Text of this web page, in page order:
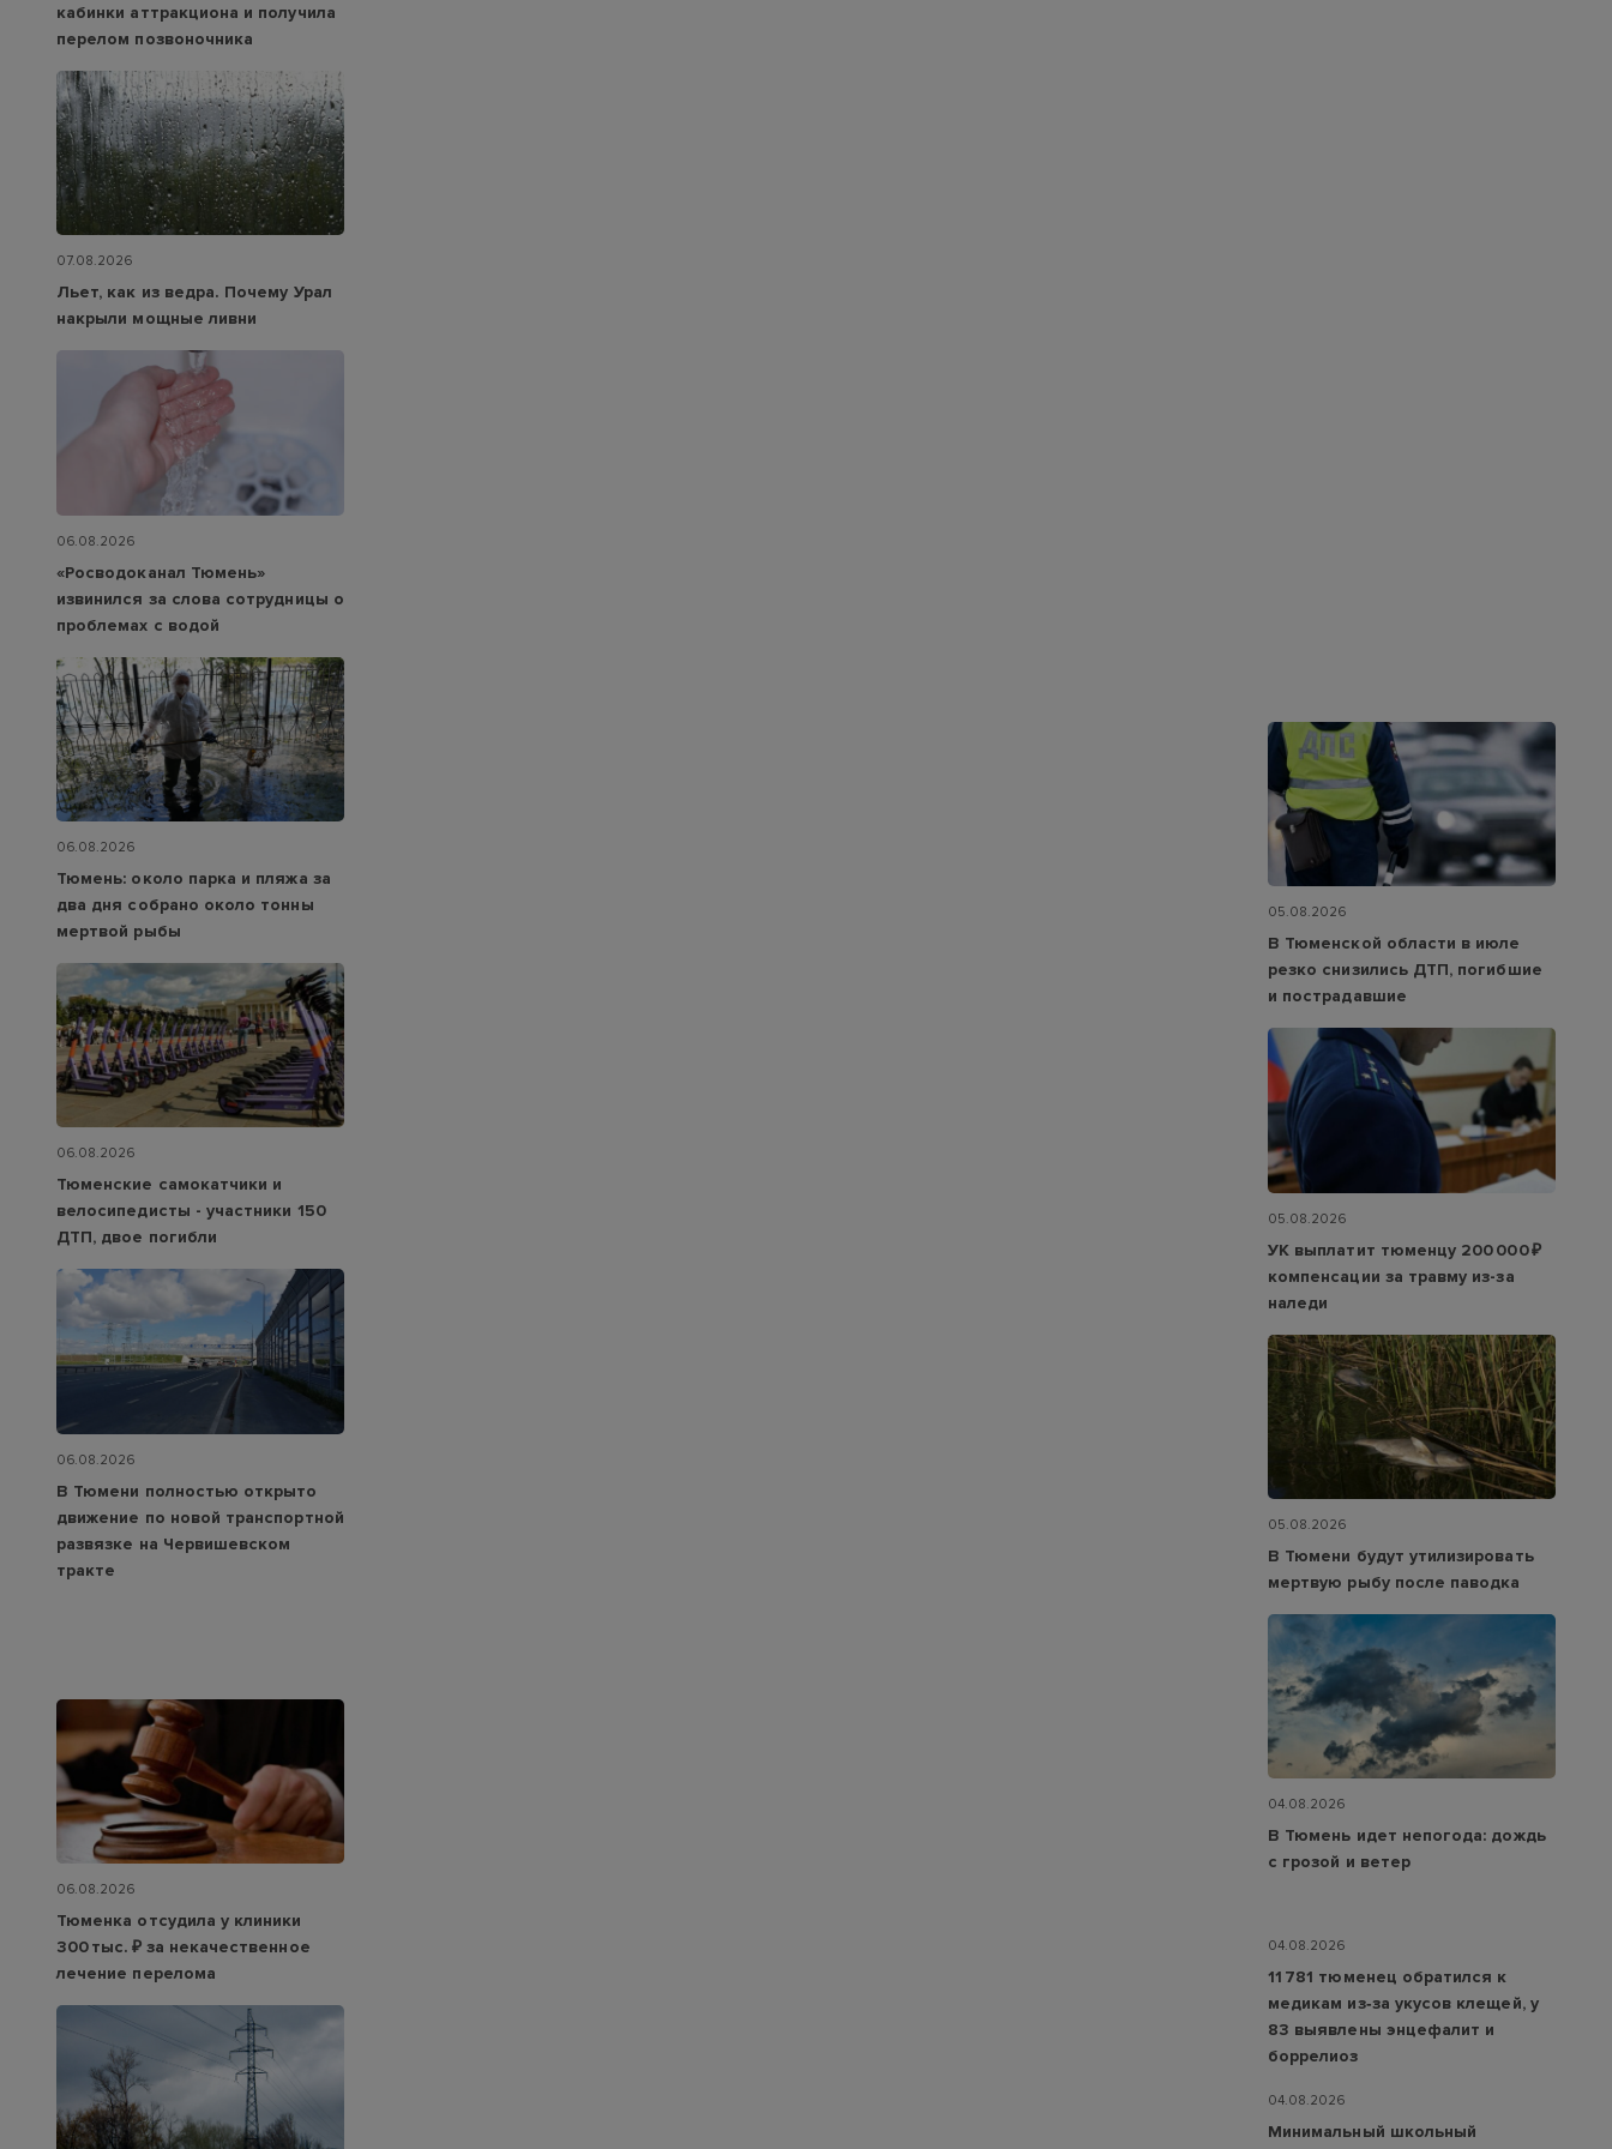
кабинки аттракциона и получила
перелом позвоночника
07.08.2026
Льет, как из ведра. Почему Урал
накрыли мощные ливни
06.08.2026
«Росводоканал Тюмень»
извинился за слова сотрудницы о
проблемах с водой
06.08.2026
Тюмень: около парка и пляжа за
два дня собрано около тонны
мертвой рыбы
06.08.2026
Тюменские самокатчики и
велосипедисты - участники 150
ДТП, двое погибли
06.08.2026
В Тюмени полностью открыто
движение по новой транспортной
развязке на Червишевском
тракте
06.08.2026
Тюменка отсудила у клиники
300 тыс. ₽ за некачественное
лечение перелома
05.08.2026
В Тюменской области в июле
резко снизились ДТП, погибшие
и пострадавшие
05.08.2026
УК выплатит тюменцу 200 000 ₽
компенсации за травму из-за
наледи
05.08.2026
В Тюмени будут утилизировать
мертвую рыбу после паводка
04.08.2026
В Тюмень идет непогода: дождь
с грозой и ветер
04.08.2026
11 781 тюменец обратился к
медикам из‑за укусов клещей, у
83 выявлены энцефалит и
боррелиоз
04.08.2026
Минимальный школьный